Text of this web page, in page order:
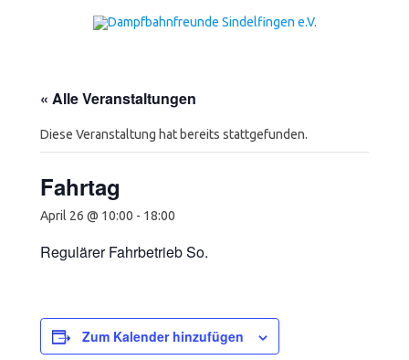
« Alle Veranstaltungen
Diese Veranstaltung hat bereits stattgefunden.
Fahrtag
April 26 @ 10:00 - 18:00
Regulärer Fahrbetrieb So.
Zum Kalender hinzufügen